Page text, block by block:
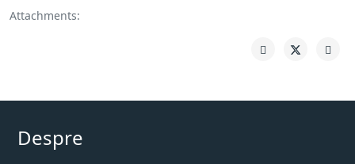
Attachments:
Despre